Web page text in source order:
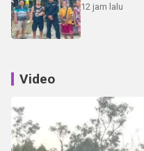
12 jam lalu
Video